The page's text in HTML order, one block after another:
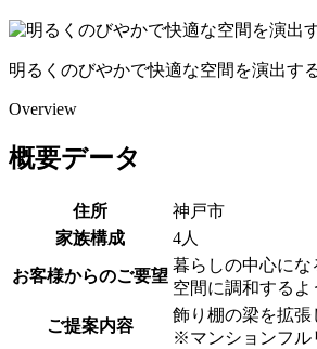
明るくのびやかで快適な空間を演出す
Overview
概要データ
住所
神戸市
家族構成
4人
お客様からのご要望
暮らしの中心にな
空間に調和するよ
ご提案内容
飾り棚の梁を拡張
※マンションフル